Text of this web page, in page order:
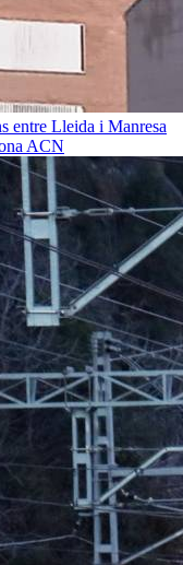
entre Lleida i Manresa
ACN